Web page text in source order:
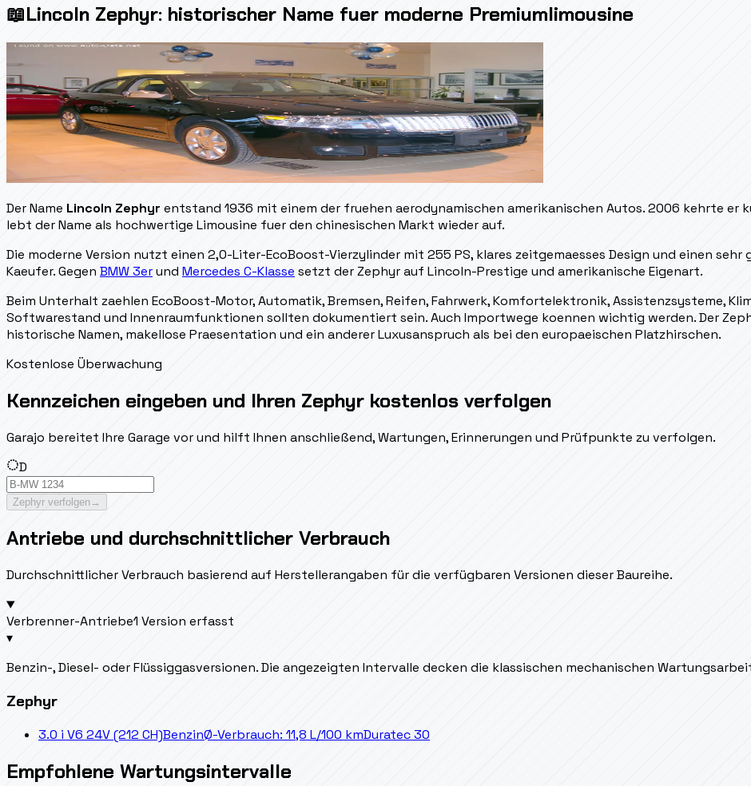
📖Lincoln Zephyr: historischer Name fuer moderne Premiumlimousine
Der Name Lincoln Zephyr entstand 1936 mit einem der fruehen aerodynamischen amerikanischen Autos. 2006 kehrte er
lebt der Name als hochwertige Limousine fuer den chinesischen Markt wieder auf.
Die moderne Version nutzt einen 2,0-Liter-EcoBoost-Vierzylinder mit 255 PS, klares zeitgemaesses Design und einen
Kaeufer. Gegen BMW 3erund Mercedes C-Klasse setzt der Zephyr auf Lincoln-Prestige und amerikanische Eigenart.
Beim Unterhalt zaehlen EcoBoost-Motor, Automatik, Bremsen, Reifen, Fahrwerk, Komfortelektronik, Assistenzsysteme,
Softwarestand und Innenraumfunktionen sollten dokumentiert sein. Auch Importwege koennen wichtig werden. Der
historische Namen, makellose Praesentation und ein anderer Luxusanspruch als bei den europaeischen Platzhirschen.
Kostenlose Überwachung
Kennzeichen eingeben und Ihren Zephyr kostenlos verfolgen
Garajo bereitet Ihre Garage vor und hilft Ihnen anschließend, Wartungen, Erinnerungen und Prüfpunkte zu verfolgen.
D
Zephyr verfolgen →
Antriebe und durchschnittlicher Verbrauch
Durchschnittlicher Verbrauch basierend auf Herstellerangaben für die verfügbaren Versionen dieser Baureihe.
Verbrenner-Antriebe1 Version erfasst
▾
Benzin-, Diesel- oder Flüssiggasversionen. Die angezeigten Intervalle decken die klassischen mechanischen
Zephyr
3.0 i V6 24V (212 CH)BenzinØ-Verbrauch: 11,8 L/100 kmDuratec 30
Empfohlene Wartungsintervalle